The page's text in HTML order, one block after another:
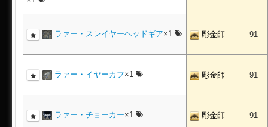
ラァー・スレイヤーヘッドギア×1 彫金師 91
ラァー・イヤーカフ×1 彫金師 91
ラァー・チョーカー×1 彫金師 91